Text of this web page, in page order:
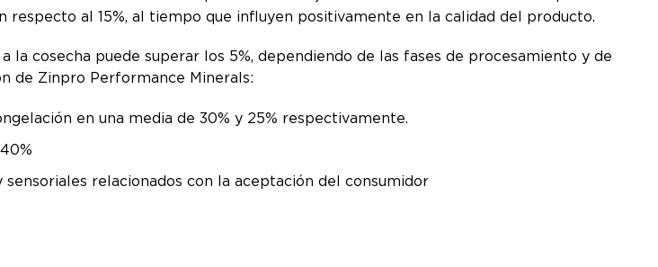
respecto al 15%, al tiempo que influyen positivamente en la calidad del producto.
la cosecha puede superar los 5%, dependiendo de las fases de procesamiento y de
de Zinpro Performance Minerals:
en una media de 30% y 25% respectivamente.
sensoriales relacionados con la aceptación del consumidor